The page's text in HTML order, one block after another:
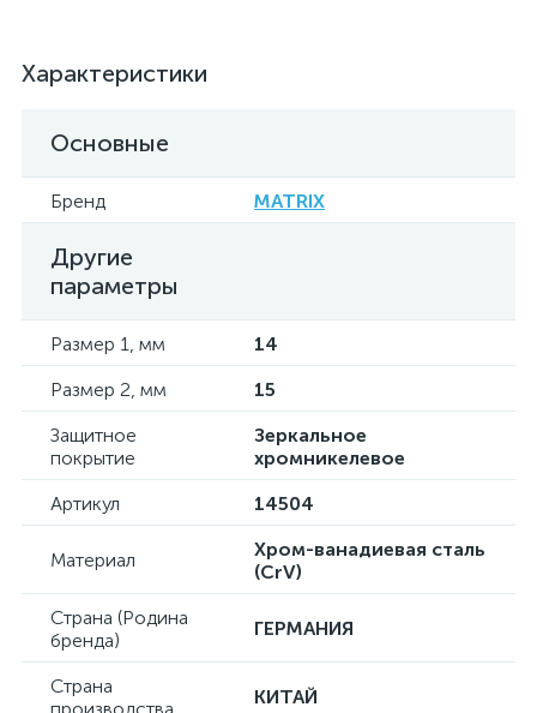
Характеристики
Основные
Бренд MATRIX
Другие
параметры
Размер 1, мм
14
Размер 2, мм
15
Защитное
покрытие
Зеркальное
хромникелевое
Артикул
14504
Материал
Хром-ванадиевая сталь
(CrV)
Страна (Родина
бренда)
ГЕРМАНИЯ
Страна
КИТАЙ